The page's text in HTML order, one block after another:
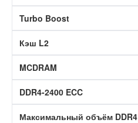
Turbo Boost
Кэш L2
MCDRAM
DDR4-2400 ECC
Максимальный объём DDR4